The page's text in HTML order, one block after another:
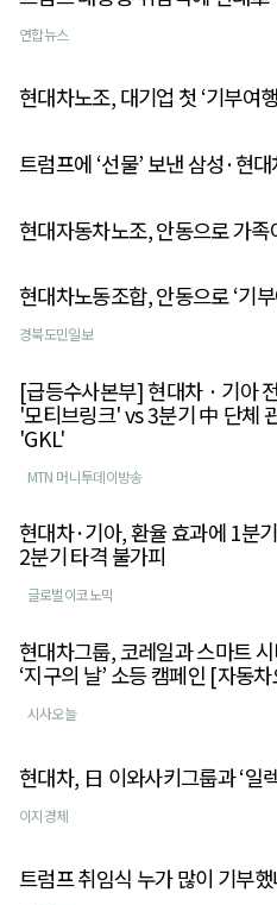
연합뉴스
현대차노조, 대기업 첫 ‘기부여
트럼프에 ‘선물’ 보낸 삼성·현
현대자동차노조, 안동으로 가
현대차노동조합, 안동으로 ‘기
경북도민일보
[급등수사본부] 현대차 · 기아
'모티브링크' vs 3분기 中 단체
'GKL'
MTN 머니투데이방송
현대차·기아, 환율 효과에 1분
2분기 타격 불가피
글로벌이코노믹
현대차그룹, 코레일과 스마트
‘지구의 날’ 소등 캠페인 [자동
시사오늘
현대차, 日 이와사키그룹과 ‘일
이지경제
트럼프 취임식 누가 많이 기부